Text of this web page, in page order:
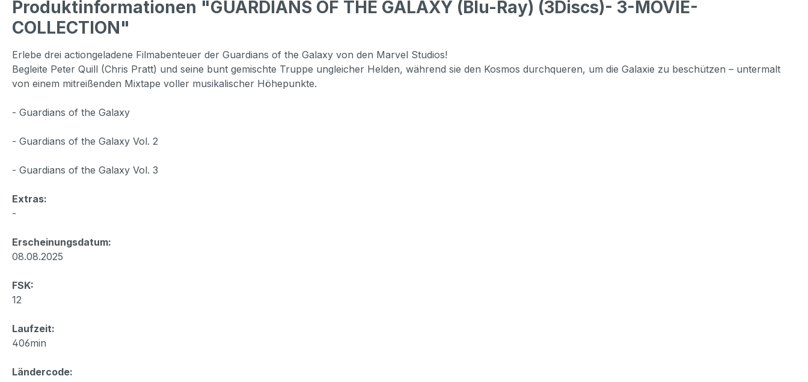
Produktinformationen "GUARDIANS OF THE GALAXY (Blu-Ray) (3Discs)- 3-MOVIE-
COLLECTION"
Erlebe drei actiongeladene Filmabenteuer der Guardians of the Galaxy von den Marvel Studios!
Begleite Peter Quill (Chris Pratt) und seine bunt gemischte Truppe ungleicher Helden, während sie den Kosmos durchqueren, um die Galaxie zu beschützen – untermalt
von einem mitreißenden Mixtape voller musikalischer Höhepunkte.
- Guardians of the Galaxy
- Guardians of the Galaxy Vol. 2
- Guardians of the Galaxy Vol. 3
Extras:
-
Erscheinungsdatum:
08.08.2025
FSK:
12
Laufzeit:
406min
Ländercode: